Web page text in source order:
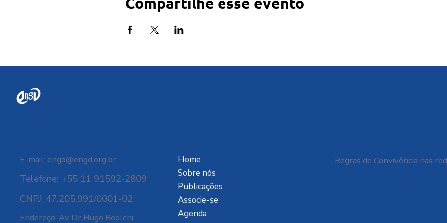
E-mail: engd@engd.org.br
Telefone: +55 11 91592-2809
CNPJ: 47.205.991/0001-02
Endereço: Av Dr Hugo Beolchi,
Home
Sobre nós
Publicações
Associe-se
Agenda
Regras de Convivência nas